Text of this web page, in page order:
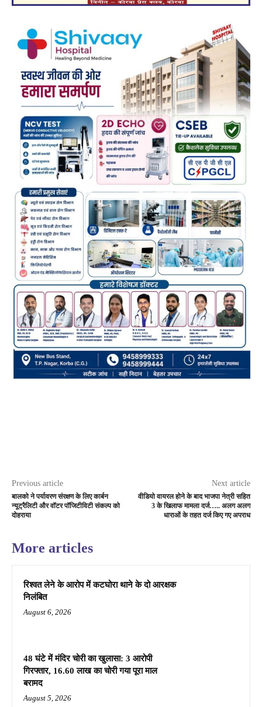
Previous article
बालको ने पर्यावरण संरक्षण के लिए कार्बन
न्यूट्रैलिटी और वॉटर पॉजिटीविटी संकल्प को
दोहराया
Next article
वीडियो वायरल होने के बाद भाजपा नेत्री सहित
3 के खिलाफ मामला दर्ज….. अलग अलग
धाराओं के तहत दर्ज किए गए अपराध
More articles
रिश्वत लेने के आरोप में कटघोरा थाने के दो आरक्षक
निलंबित
August 6, 2026
48 घंटे में मंदिर चोरी का खुलासा: 3 आरोपी
गिरफ्तार, 16.60 लाख का चोरी गया पूरा माल
बरामद
August 5, 2026